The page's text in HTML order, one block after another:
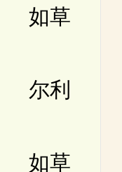
如草
尔利
如草